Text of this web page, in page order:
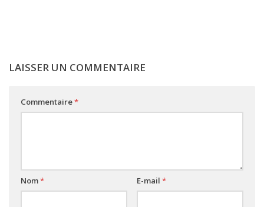
LAISSER UN COMMENTAIRE
Commentaire*
Nom* E-mail *